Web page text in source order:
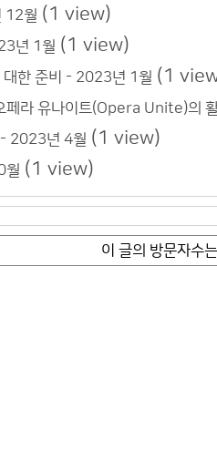
12월 (1 view)
년 1월 (1 view)
대한 준비 - 2023년 1월 (1
페라 유나이트(Opera Unite)의
- 2023년 4월 (1 view)
월 (1 view)
이 글의 방문자수